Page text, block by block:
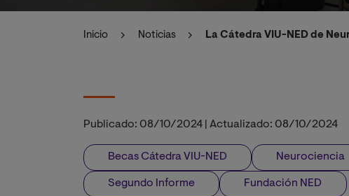
Inicio Noticias La Cátedra VIU-NED de
Publicado: 08/10/2024 Actualizado: 08/10/2024
Becas Cátedra VIU-NED Neurociencia
Segundo Informe Fundación NED